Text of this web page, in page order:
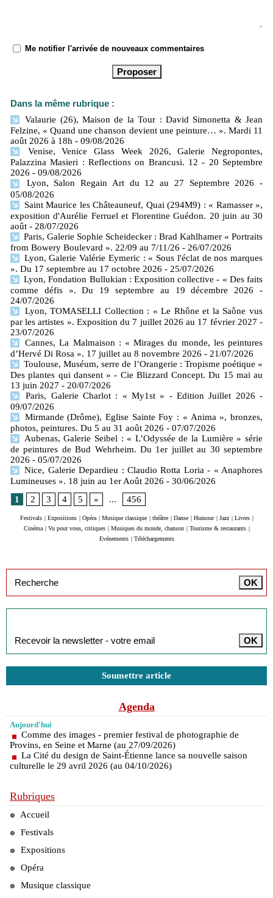
Me notifier l'arrivée de nouveaux commentaires
Dans la même rubrique :
Valaurie (26), Maison de la Tour : David Simonetta & Jean
Felzine, « Quand une chanson devient une peinture… ». Mardi 11
août 2026 à 18h - 09/08/2026
Venise, Venice Glass Week 2026, Galerie Negropontes,
Palazzina Masieri : Reflections on Brancusi. 12 - 20 Septembre
2026 - 09/08/2026
Lyon, Salon Regain Art du 12 au 27 Septembre 2026
-
05/08/2026
Saint Maurice les Châteauneuf, Quai (294M9) : « Ramasser »,
exposition d'Aurélie Ferruel et Florentine Guédon. 20 juin au 30
août - 28/07/2026
Paris, Galerie Sophie Scheidecker : Brad Kahlhamer « Portraits
from Bowery Boulevard ». 22/09 au 7/11/26 - 26/07/2026
Lyon, Galerie Valérie Eymeric : « Sous l'éclat de nos marques
». Du 17 septembre au 17 octobre 2026 - 25/07/2026
Lyon, Fondation Bullukian : Exposition collective - « Des faits
comme défis ». Du 19 septembre au 19 décembre 2026
-
24/07/2026
Lyon, TOMASELLI Collection : « Le Rhône et la Saône vus
par les artistes ». Exposition du 7 juillet 2026 au 17 février 2027 -
23/07/2026
Cannes, La Malmaison : « Mirages du monde, les peintures
d’Hervé Di Rosa ». 17 juillet au 8 novembre 2026 - 21/07/2026
Toulouse, Muséum, serre de l’Orangerie : Tropisme poétique «
Des plantes qui dansent » - Cie Blizzard Concept. Du 15 mai au
13 juin 2027 - 20/07/2026
Paris, Galerie Charlot : « My1st » - Edition Juillet 2026 -
09/07/2026
Mirmande (Drôme), Eglise Sainte Foy : « Anima », bronzes,
photos, peintures. Du 5 au 31 août 2026 - 07/07/2026
Aubenas, Galerie Seibel : « L’Odyssée de la Lumière » série
de peintures de Bud Wehrheim. Du 1er juillet au 30 septembre
2026 - 05/07/2026
Nice, Galerie Depardieu : Claudio Rotta Loria - « Anaphores
Lumineuses ». 18 juin au 1er Août 2026 - 30/06/2026
1
2 3 4 5 » ... 456
Festivals | Expositions | Opéra | Musique classique | théâtre | Danse | Humour | Jazz | Livres |
Cinéma | Vu pour vous, critiques | Musiques du monde, chanson | Tourisme & restaurants |
Evénements | Téléchargements
Soumettre article
Agenda
Aujourd'hui
Comme des images - premier festival de photographie de
Provins, en Seine et Marne (au 27/09/2026)
La Cité du design de Saint-Étienne lance sa nouvelle saison
culturelle le 29 avril 2026 (au 04/10/2026)
Rubriques
Accueil
Festivals
Expositions
Opéra
Musique classique